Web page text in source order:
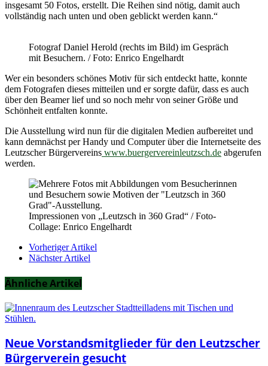
insgesamt 50 Fotos, erstellt. Die Reihen sind nötig, damit auch
vollständig nach unten und oben geblickt werden kann.“
Fotograf Daniel Herold (rechts im Bild) im Gespräch
mit Besuchern. / Foto: Enrico Engelhardt
Wer ein besonders schönes Motiv für sich entdeckt hatte, konnte
dem Fotografen dieses mitteilen und er sorgte dafür, dass es auch
über den Beamer lief und so noch mehr von seiner Größe und
Schönheit entfalten konnte.
Die Ausstellung wird nun für die digitalen Medien aufbereitet und
kann demnächst per Handy und Computer über die Internetseite des
Leutzscher Bürgervereins www.buergervereinleutzsch.de abgerufen
werden.
Impressionen von „Leutzsch in 360 Grad“ / Foto-
Collage: Enrico Engelhardt
Vorheriger Artikel
Nächster Artikel
Ähnliche Artikel
Neue Vorstandsmitglieder für den Leutzscher
Bürgerverein gesucht